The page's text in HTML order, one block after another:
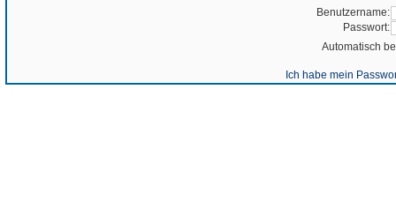
Benutzername:
Passwort:
Automatisch
Ich habe mein